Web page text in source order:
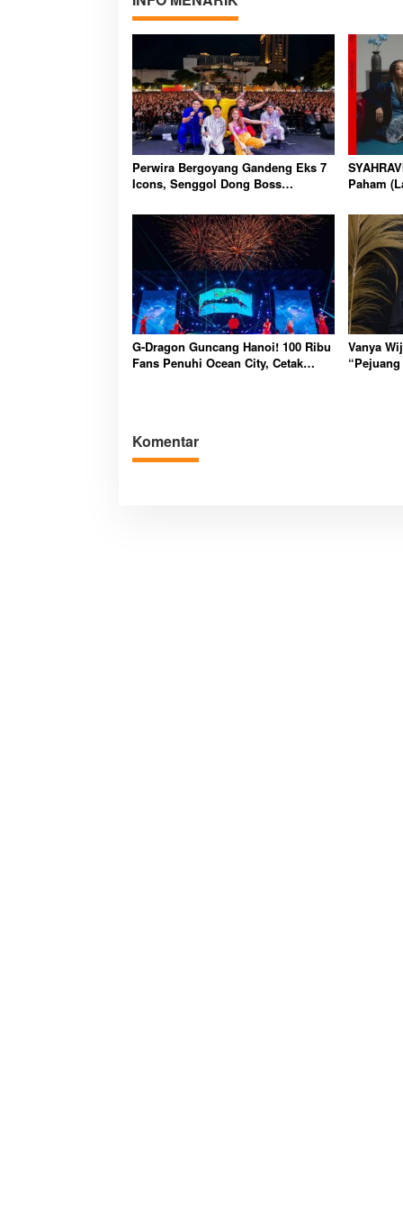
Perwira Bergoyang Gandeng Eks 7
Icons, Senggol Dong Boss
Paham
G-Dragon Guncang Hanoi! 100 Ribu
Fans Penuhi Ocean City, Cetak
Vanya
Komentar
Partisipasi
Pelayanan
Diadakan di
Di GLOBAL, VIDEO |